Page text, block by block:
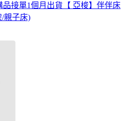
品接單1個月出貨【 亞梭】伴伴床
親子床)